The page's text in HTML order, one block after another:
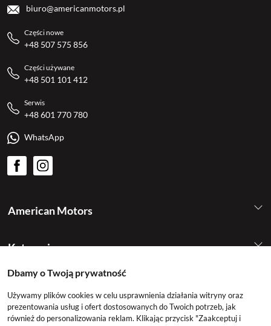
American Motors
Kategorie
biuro@americanmotors.pl
Części nowe
+48 507 575 856
Części używane
+48 501 101 412
Serwis
+48 601 770 780
WhatsApp
Dbamy o Twoją prywatność
Używamy plików cookies w celu usprawnienia działania witryny oraz
prezentowania usług i ofert dostosowanych do Twoich potrzeb, jak
również do personalizowania reklam. Klikając przycisk "Zaakceptuj i